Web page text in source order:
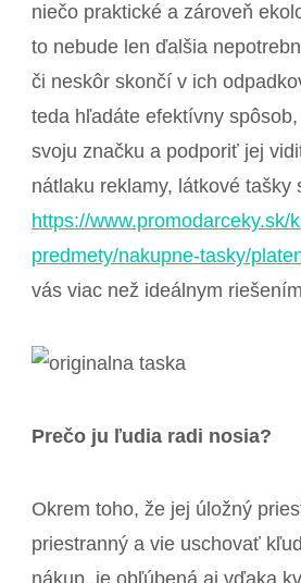
niečo praktické a zároveň
to nebude len ďalšia
či neskôr skončí v ich
teda hľadáte efektívny
svoju značku a podporiť jej
nátlaku reklamy, látkové tašky
https://www.promodarceky.sk/
predmety/nakupne-tasky/
vás viac než ideálnym
Prečo ju ľudia radi nosia?
Okrem toho, že jej úložný
priestranný a vie uschovať
nákup, je obľúbená aj vďaka